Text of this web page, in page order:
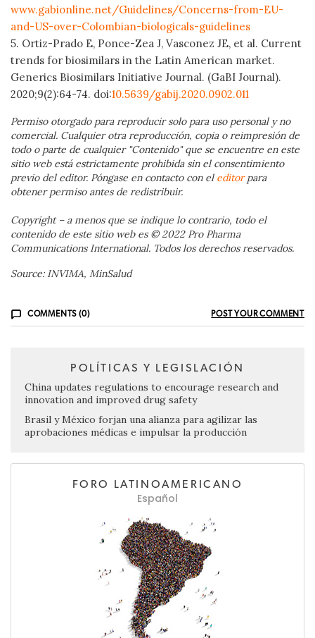
www.gabionline.net/Guidelines/Concerns-from-EU-
and-US-over-Colombian-biologicals-guidelines
5. Ortiz-Prado E, Ponce-Zea J, Vasconez JE, et al. Current
trends for biosimilars in the Latin American market.
Generics Biosimilars Initiative Journal. (GaBI Journal).
2020;9(2):64-74. doi:10.5639/gabij.2020.0902.011
Permiso otorgado para reproducir solo para uso personal y no
comercial. Cualquier otra reproducción, copia o reimpresión de
todo o parte de cualquier "Contenido" que se encuentre en este
sitio web está estrictamente prohibida sin el consentimiento
previo del editor. Póngase en contacto con el editorpara
obtener permiso antes de redistribuir.
Copyright – a menos que se indique lo contrario, todo el
contenido de este sitio web es © 2022 Pro Pharma
Communications International. Todos los derechos reservados.
Source: INVIMA, MinSalud
COMMENTS (0) POST YOUR COMMENT
POLÍTICAS Y LEGISLACIÓN
China updates regulations to encourage research and
innovation and improved drug safety
Brasil y México forjan una alianza para agilizar las
aprobaciones médicas e impulsar la producción
FORO LATINOAMERICANO
Español